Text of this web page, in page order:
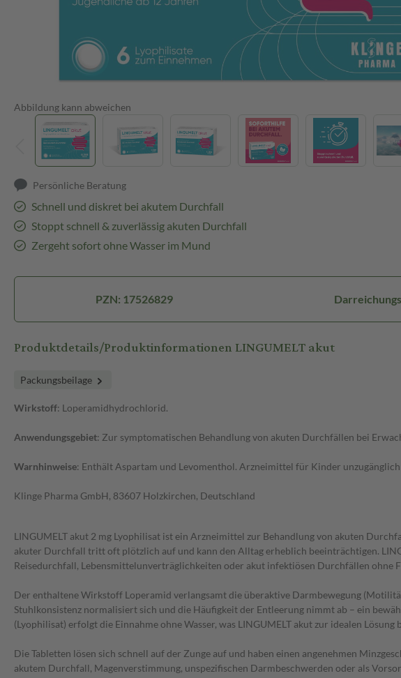
Abbildung kann abweichen
Persönliche Beratung
Schnell und diskret bei akutem Durchfall
Stoppt schnell & zuverlässig akuten Durchfall
Zergeht sofort ohne Wasser im Mund
PZN: 17526829
Produktdetails/Produktinformationen LINGUMELT akut
Packungsbeilage
Wirkstoff: Loperamidhydrochlorid.
Anwendungsgebiet: Zur symptomatischen Behandlung von akuten Durchfällen bei
Warnhinweise: Enthält Aspartam und Levomenthol. Arzneimittel für Kinder
Klinge Pharma GmbH, 83607 Holzkirchen, Deutschland
LINGUMELT akut 2 mg Lyophilisat ist ein Arzneimittel zur Behandlung von akuten
akuter Durchfall tritt oft plötzlich auf und kann den Alltag erheblich beeinträchtigen.
Reisedurchfall, Lebensmittelunverträglichkeiten oder akut infektiösen Durchfällen ohne
Der enthaltene Wirkstoff Loperamid verlangsamt die überaktive Darmbewegung
Stuhlkonsistenz normalisiert sich und die Häufigkeit der Entleerung nimmt ab – ein
(Lyophilisat) erfolgt die Einnahme ohne Wasser, was LINGUMELT akut zur idealen
Die Tabletten lösen sich schnell auf der Zunge auf und haben einen angenehmen
akutem Durchfall, Magenverstimmung, unspezifischen Darmbeschwerden oder als